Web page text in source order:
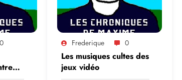
Frederique 0
Les musiques cultes des
jeux vidéo